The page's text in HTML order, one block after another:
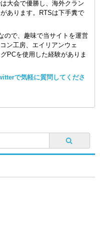
大会で優勝し、海外クラン
あります。RTSは下手糞で
ので、趣味で当サイトを運営
ン工房、エイリアンウェ
PCを使用した経験がありま
で気軽に質問してくださ